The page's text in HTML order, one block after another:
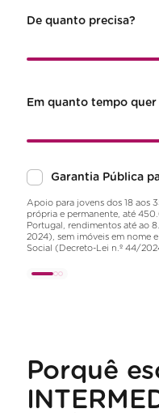
De quanto precisa?
Em quanto tempo quer
Garantia Pública
Apoio para jovens dos 18 aos
própria e permanente, até
Portugal, rendimentos até ao
2024), sem imóveis em nome
Social (Decreto-Lei n.º 44/
Porquê